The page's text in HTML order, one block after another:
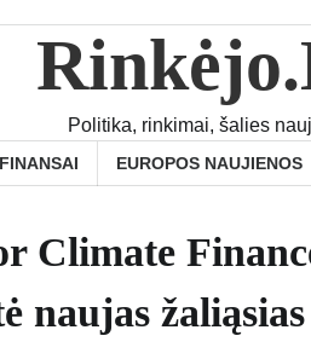
Politika, rinkimai, šalies
FINANSAI EUROPOS NAUJIENOS
Climate